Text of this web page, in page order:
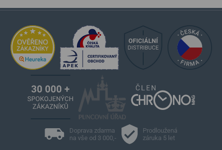
Doprava zdarma
na vše od 3 000,-
Prodloužená
záruka 5 let